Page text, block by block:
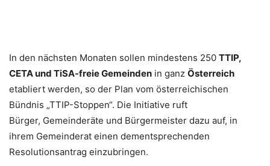
In den nächsten Monaten sollen mindestens 250 TTIP,
CETA und TiSA-freie Gemeinden in ganz Österreich
etabliert werden, so der Plan vom österreichischen
Bündnis „TTIP-Stoppen“. Die Initiative ruft
Bürger, Gemeinderäte und Bürgermeister dazu auf, in
ihrem Gemeinderat einen dementsprechenden
Resolutionsantrag einzubringen.